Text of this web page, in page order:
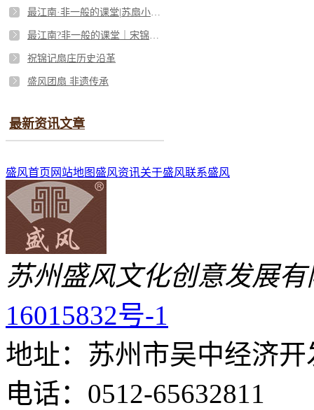
祝锦记扇庄历史沿革
盛风团扇 非遗传承
最新资讯文章
盛风首页 网站地图盛风资讯关于盛风联系盛风
苏州盛风文化创意发展
16015832号-1
地址：苏州市吴中经济
电话：0512-65632811